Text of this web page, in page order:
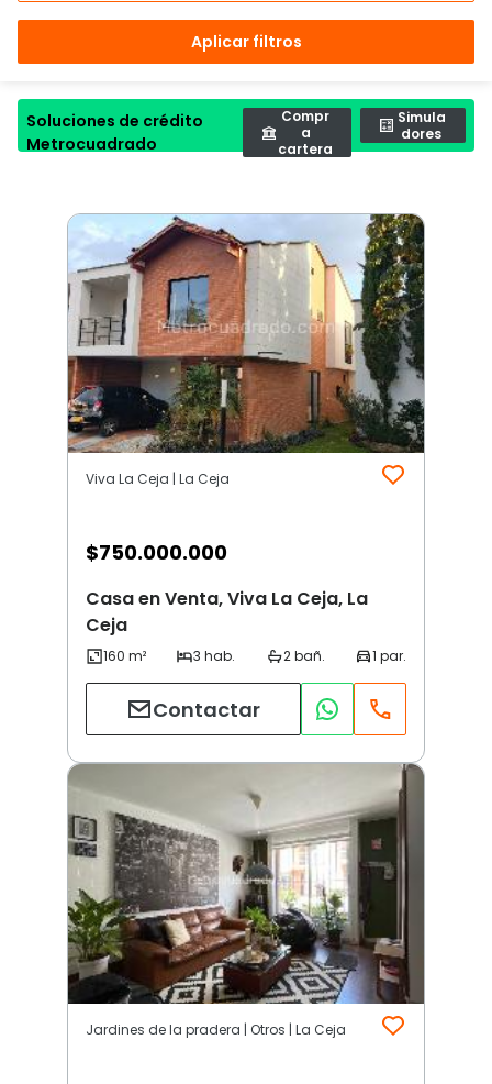
Aplicar filtros
Soluciones de crédito
Metrocuadrado
Compr
a
cartera
Simula
dores
Viva La Ceja | La Ceja
$750.000.000
Casa en Venta, Viva La Ceja, La
Ceja
Contactar
Jardines de la pradera | Otros | La Ceja